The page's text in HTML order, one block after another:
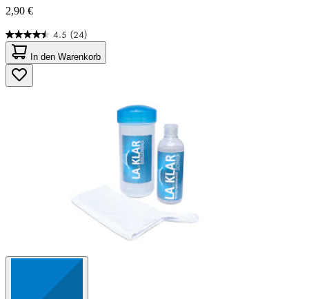
2,90 €
4.5 (24)
4.5
von
5
Sternen.
24
In den Warenkorb